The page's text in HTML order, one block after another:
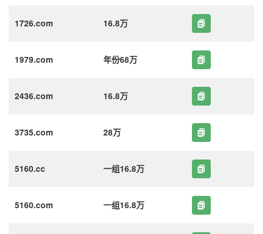
1726.com 16.8万
1979.com 年份68万
2436.com 16.8万
3735.com 28万
5160.cc 一组16.8万
5160.com 一组16.8万